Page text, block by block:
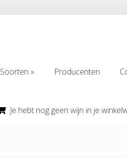
Soorten
Producenten
Je hebt nog geen wijn in je